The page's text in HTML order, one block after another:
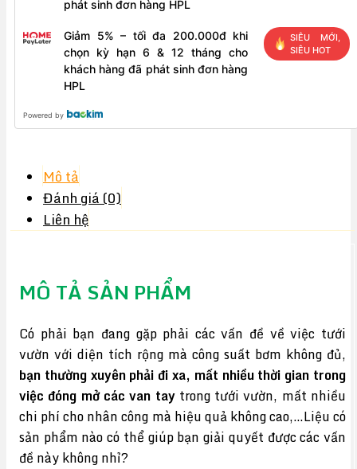
phát sinh đơn hàng HPL
Giảm 5% – tối đa 200.000đ khi
chọn kỳ hạn 6 & 12 tháng cho
khách hàng đã phát sinh đơn hàng
HPL
SIÊU MỚI,
SIÊU HOT
Powered by
Mô tả
Đánh giá (0)
Liên hệ
MÔ TẢ SẢN PHẨM
Có phải bạn đang gặp phải các vấn đề về việc tưới
vườn với diện tích rộng mà công suất bơm không đủ,
bạn thường xuyên phải đi xa, mất nhiều thời gian trong
việc đóng mở các van taytrong tưới vườn, mất nhiều
chi phí cho nhân công mà hiệu quả không cao,…Liệu có
sản phẩm nào có thể giúp bạn giải quyết được các vấn
đề này không nhỉ?